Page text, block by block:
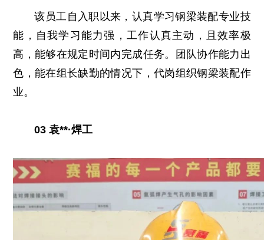
该员工自入职以来，认真学习钢梁装配专业技
能，自我学习能力强，工作认真主动，且效率极
高，能够在规定时间内完成任务。团队协作能力出
色，能在组长缺勤的情况下，代岗组织钢梁装配作
业。
03 袁**·焊工